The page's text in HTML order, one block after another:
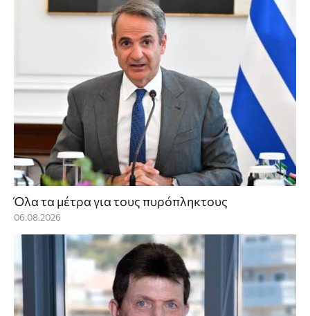
Όλα τα μέτρα για τους πυρόπληκτους
06.08.2026